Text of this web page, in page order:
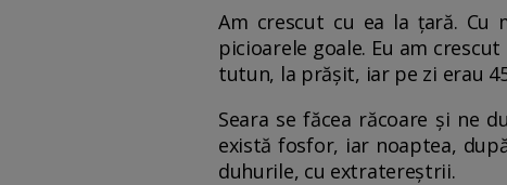
Am crescut cu ea la țară. Cu
picioarele goale. Eu am
tutun, la prășit, iar pe zi erau
Seara se făcea răcoare și ne
există fosfor, iar noaptea,
duhurile, cu extratereștrii.